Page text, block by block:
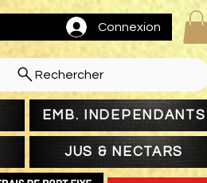
Connexion
Rechercher
EMB. INDEPENDANTS
JUS & NECTARS